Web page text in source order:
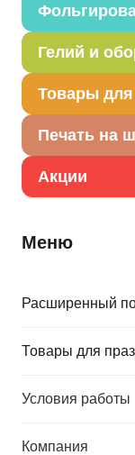
Гелий и
Товары для
Печать на
Акции
Меню
Расширенный
Товары для
Условия работы
Компания